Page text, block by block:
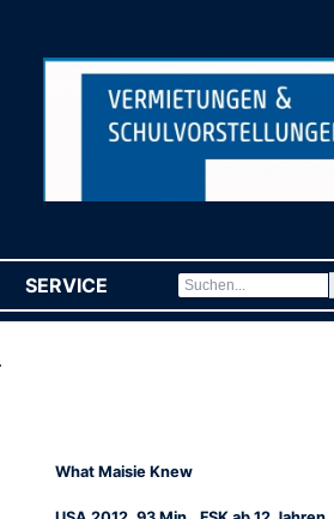
SERVICE (CURRENT)
What Maisie Knew